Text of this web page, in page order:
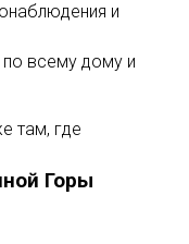
и
по всему дому и
там, где
Горы